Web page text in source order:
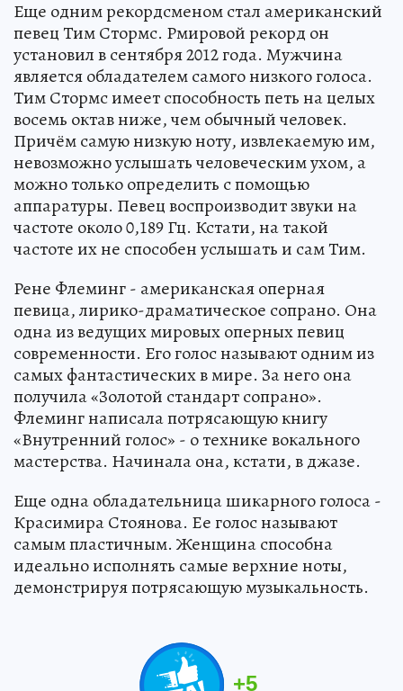
Еще одним рекордсменом стал американский
певец Тим Стормс. Рмировой рекорд он
установил в сентября 2012 года. Мужчина
является обладателем самого низкого голоса.
Тим Стормс имеет способность петь на целых
восемь октав ниже, чем обычный человек.
Причём самую низкую ноту, извлекаемую им,
невозможно услышать человеческим ухом, а
можно только определить с помощью
аппаратуры. Певец воспроизводит звуки на
частоте около 0,189 Гц. Кстати, на такой
частоте их не способен услышать и сам Тим.
Рене Флеминг - американская оперная
певица, лирико-драматическое сопрано. Она
одна из ведущих мировых оперных певиц
современности. Его голос называют одним из
самых фантастических в мире. За него она
получила «Золотой стандарт сопрано».
Флеминг написала потрясающую книгу
«Внутренний голос» - о технике вокального
мастерства. Начинала она, кстати, в джазе.
Еще одна обладательница шикарного голоса -
Красимира Стоянова. Ее голос называют
самым пластичным. Женщина способна
идеально исполнять самые верхние ноты,
демонстрируя потрясающую музыкальность.
+5